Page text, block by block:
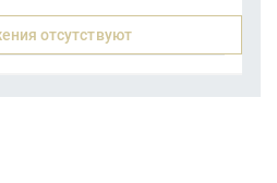
отсутствуют